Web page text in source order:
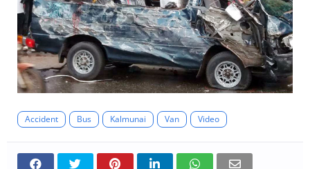
Accident Bus Kalmunai Van Video